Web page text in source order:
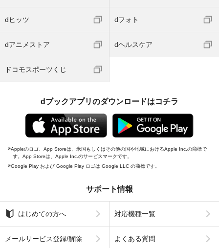
dヒッツ dフォト
dアニメストア dヘルスケア
ドコモスポーツくじ
dブックアプリのダウンロードはコチラ
Appleのロゴ、App Storeは、米国もしくはその他の国や地域におけるApple Inc.の商標で
す。App Storeは、Apple Inc.のサービスマークです。
Google Play および Google Play ロゴは Google LLC の商標です。
サポート情報
はじめての方へ 対応機種一覧
メールサービス登録/解除 よくある質問